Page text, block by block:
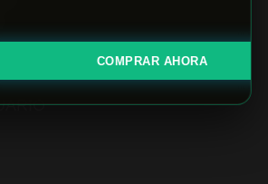
y ReembolsosCOMPRAR AHORA